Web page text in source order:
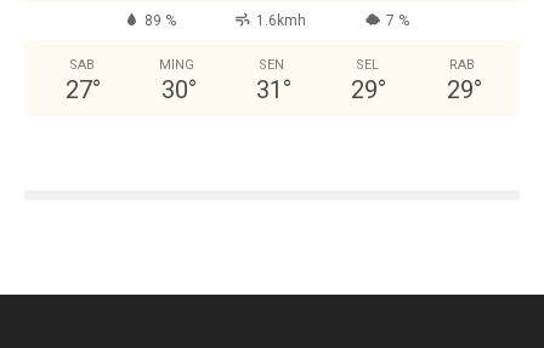
89 % 1.6kmh 7 %
SAB
27°
MING
30°
SEN
31 °
SEL
29°
RAB
29°